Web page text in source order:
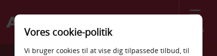
Menu
Welcome
Vores cookie-politik
Vi bruger cookies til at vise dig tilpassede tilbud, til